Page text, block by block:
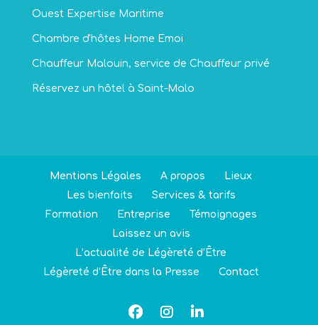
Ouest Expertise Maritime
Chambre d'hôtes Home Emoi
Chauffeur Malouin, service de Chauffeur privé
Réservez un hôtel à Saint-Malo
Mentions Légales A propos
Lieux
Les bienfaits
Services & tarifs
Formation
Entreprise
Témoignages
Laissez un avis
L’actualité de Légèreté d’Être
Légèreté d’Être dans la Presse
Contact